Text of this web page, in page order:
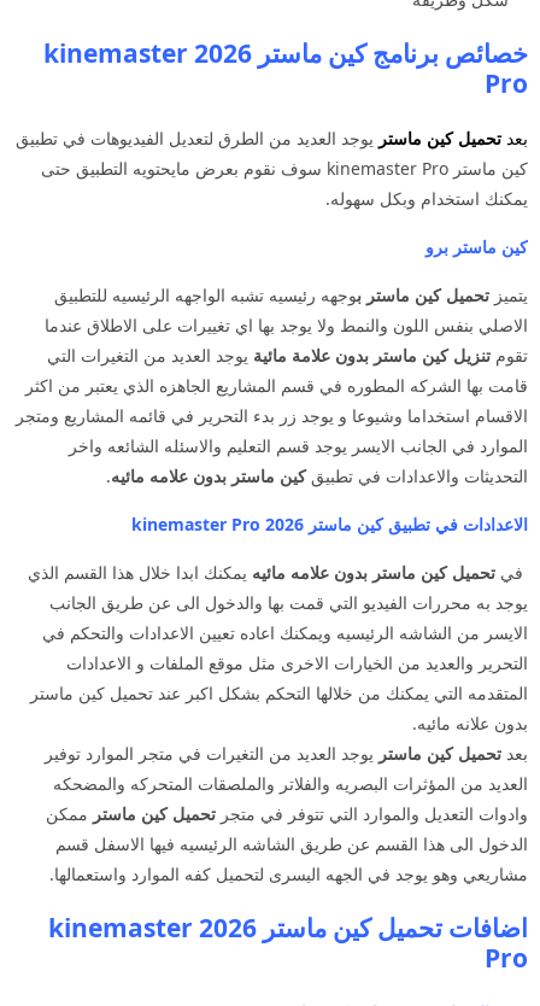
خصائص برنامج كين ماستر 2026 kinemaster
Pro
بعد تحميل كين ماستر يوجد العديد من الطرق لتعديل الفيديوهات في تطبيق
كين ماستر kinemaster Pro سوف نقوم بعرض مايحتويه التطبيق حتى
يمكنك استخدام وبكل سهوله.
كين ماستر برو
يتميز تحميل كين ماستر بوجهه رئيسيه تشبه الواجهه الرئيسيه للتطبيق
الاصلي بنفس اللون والنمط ولا يوجد بها اي تغييرات على الاطلاق عندما
تقوم تنزيل كين ماستر بدون علامة مائية يوجد العديد من التغيرات التي
قامت بها الشركه المطوره في قسم المشاريع الجاهزه الذي يعتبر من اكثر
الاقسام استخداما وشيوعا و يوجد زر بدء التحرير في قائمه المشاريع ومتجر
الموارد في الجانب الايسر يوجد قسم التعليم والاسئله الشائعه واخر
التحديثات والاعدادات في تطبيقكين ماستر بدون علامه مائيه.
الاعدادات في تطبيق كين ماستر 2026 kinemaster Pro
في تحميل كين ماستر بدون علامه مائيه يمكنك ابدا خلال هذا القسم الذي
يوجد به محررات الفيديو التي قمت بها والدخول الى عن طريق الجانب
الايسر من الشاشه الرئيسيه ويمكنك اعاده تعيين الاعدادات والتحكم في
التحرير والعديد من الخيارات الاخرى مثل موقع الملفات و الاعدادات
المتقدمه التي يمكنك من خلالها التحكم بشكل اكبر عند تحميل كين ماستر
بدون علانه مائيه.
بعد تحميل كين ماستر يوجد العديد من التغيرات في متجر الموارد توفير
العديد من المؤثرات البصريه والفلاتر والملصقات المتحركه والمضحكه
وادوات التعديل والموارد التي تتوفر في متجر تحميل كين ماستر ممكن
الدخول الى هذا القسم عن طريق الشاشه الرئيسيه فيها الاسفل قسم
مشاريعي وهو يوجد في الجهه اليسرى لتحميل كفه الموارد واستعمالها.
اضافات تحميل كين ماستر 2026 kinemaster
Pro